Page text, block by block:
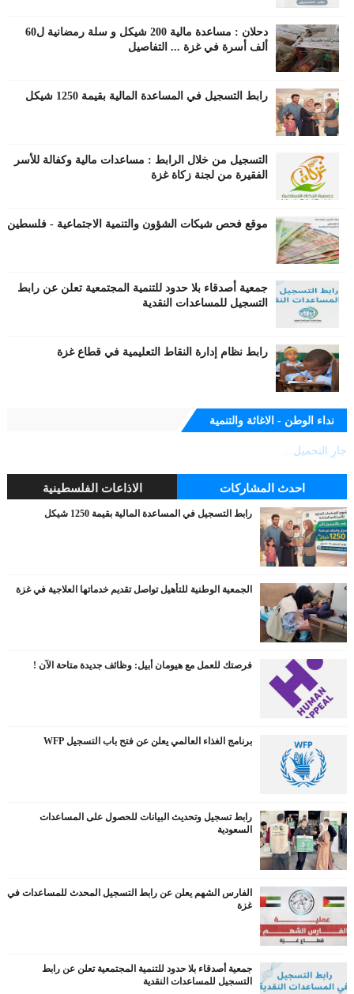
دحلان : مساعدة مالية 200 شيكل و سلة رمضانية ل60
ألف أسرة في غزة ... التفاصيل
رابط التسجيل في المساعدة المالية بقيمة 1250 شيكل
التسجيل من خلال الرابط : مساعدات مالية وكفالة للأسر
الفقيرة من لجنة زكاة غزة
موقع فحص شيكات الشؤون والتنمية الاجتماعية - فلسطين
جمعية أصدقاء بلا حدود للتنمية المجتمعية تعلن عن رابط
التسجيل للمساعدات النقدية
رابط نظام إدارة النقاط التعليمية في قطاع غزة
نداء الوطن - الاغاثة والتنمية
جارٍ التحميل...
احدث المشاركات الاذاعات الفلسطينية
رابط التسجيل في المساعدة المالية بقيمة 1250 شيكل
الجمعية الوطنية للتأهيل تواصل تقديم خدماتها العلاجية في غزة
فرصتك للعمل مع هيومان أبيل: وظائف جديدة متاحة الآن !
برنامج الغذاء العالمي يعلن عن فتح باب التسجيل WFP
رابط تسجيل وتحديث البيانات للحصول على المساعدات
السعودية
الفارس الشهم يعلن عن رابط التسجيل المحدث للمساعدات في
غزة
جمعية أصدقاء بلا حدود للتنمية المجتمعية تعلن عن رابط
التسجيل للمساعدات النقدية